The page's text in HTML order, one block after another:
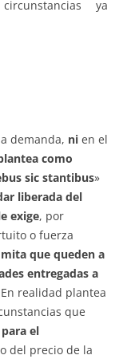
ya
demanda, ni en el
como
sic stantibus»
liberada del
exige, por
o fuerza
que queden a
entregadas a
realidad plantea
que
el
del precio de la